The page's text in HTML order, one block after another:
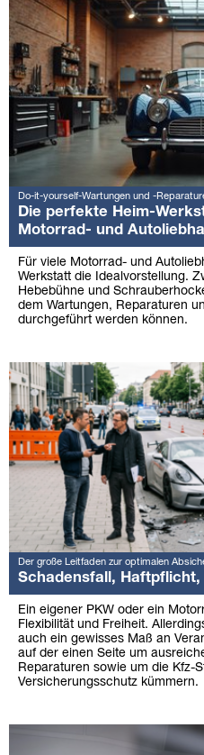
Do-it-yourself-Wartungen und -
Die perfekte Heim-
Motorrad- und
Für viele Motorrad- und
Werkstatt die Idealvorstellung.
Hebebühne und
dem Wartungen, Reparaturen
durchgeführt werden können.
Der große Leitfaden zur optimalen
Schadensfall, Haftpflicht,
Ein eigener PKW oder ein
Flexibilität und Freiheit.
auch ein gewisses Maß an
auf der einen Seite um
Reparaturen sowie um die Kfz-
Versicherungsschutz kümmern.